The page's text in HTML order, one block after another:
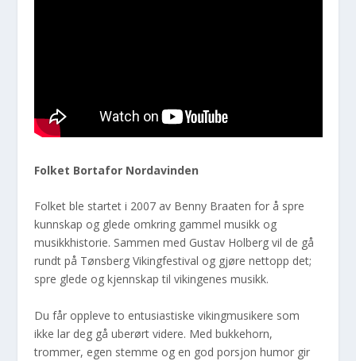
Folket Bortafor Nordavinden
Folket ble startet i 2007 av Benny Braaten for å spre
kunnskap og glede omkring gammel musikk og
musikkhistorie. Sammen med Gustav Holberg vil de gå
rundt på Tønsberg Vikingfestival og gjøre nettopp det;
spre glede og kjennskap til vikingenes musikk.
Du får oppleve to entusiastiske vikingmusikere som
ikke lar deg gå uberørt videre. Med bukkehorn,
trommer, egen stemme og en god porsjon humor gir